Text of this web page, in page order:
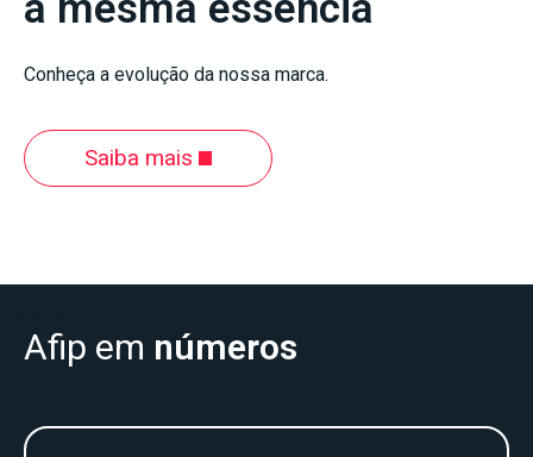
Conheça a evolução da nossa marca.
Saiba mais
Afip em números